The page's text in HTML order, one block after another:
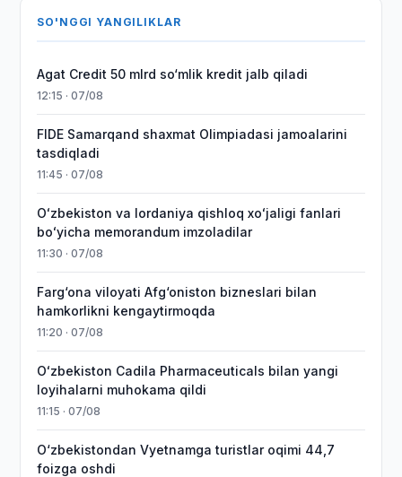
SO'NGGI YANGILIKLAR
Agat Credit 50 mlrd so‘mlik kredit jalb qiladi
12:15 · 07/08
FIDE Samarqand shaxmat Olimpiadasi jamoalarini
tasdiqladi
11:45 · 07/08
Oʻzbekiston va Iordaniya qishloq xoʻjaligi fanlari
boʻyicha memorandum imzoladilar
11:30 · 07/08
Farg‘ona viloyati Afg‘oniston bizneslari bilan
hamkorlikni kengaytirmoqda
11:20 · 07/08
Oʻzbekiston Cadila Pharmaceuticals bilan yangi
loyihalarni muhokama qildi
11:15 · 07/08
O‘zbekistondan Vyetnamga turistlar oqimi 44,7
foizga oshdi